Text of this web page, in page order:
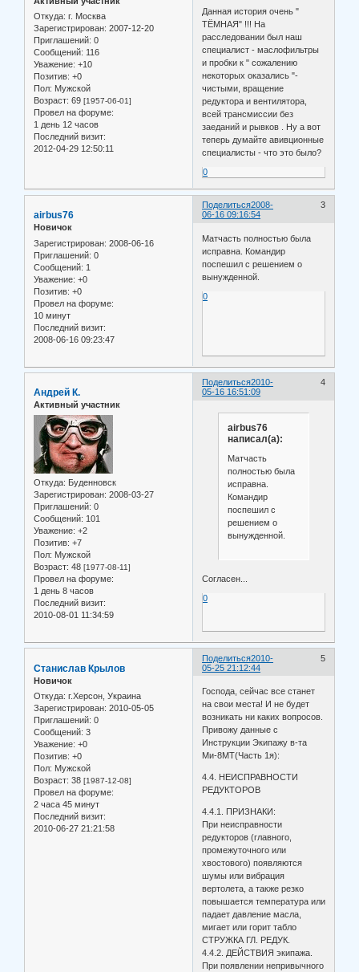
Откуда: г. Москва
Зарегистрирован: 2007-12-20
Приглашений: 0
Сообщений: 116
Уважение: +10
Позитив: +0
Пол: Мужской
Возраст: 69 [1957-06-01]
Провел на форуме:
1 день 12 часов
Последний визит:
2012-04-29 12:50:11
Данная история очень "
ТЁМНАЯ" !!! На
расследовании был наш
специалист - маслофильтры
и пробки к " сожалению
некоторых оказались "-
чистыми, вращение
редуктора и вентилятора,
всей трансмиссии без
заеданий и рывков . Ну а вот
теперь думайте авивционные
специалисты - что это было?
0
Поделиться 3
2008-
06-16 09:16:54
airbus76
Новичок
Зарегистрирован: 2008-06-16
Приглашений: 0
Сообщений: 1
Уважение: +0
Позитив: +0
Провел на форуме:
10 минут
Последний визит:
2008-06-16 09:23:47
Матчасть полностью была
исправна. Командир
поспешил с решением о
вынужденной.
0
Поделиться 4
2010-
05-16 16:51:09
Андрей К.
Активный участник
Откуда: Буденновск
Зарегистрирован: 2008-03-27
Приглашений: 0
Сообщений: 101
Уважение: +2
Позитив: +7
Пол: Мужской
Возраст: 48 [1977-08-11]
Провел на форуме:
1 день 8 часов
Последний визит:
2010-08-01 11:34:59
airbus76
написал(а):
Матчасть
полностью была
исправна.
Командир
поспешил с
решением о
вынужденной.
Согласен...
0
Поделиться 5
2010-
05-25 21:12:44
Станислав Крылов
Новичок
Откуда: г.Херсон, Украина
Зарегистрирован: 2010-05-05
Приглашений: 0
Сообщений: 3
Уважение: +0
Позитив: +0
Пол: Мужской
Возраст: 38 [1987-12-08]
Провел на форуме:
2 часа 45 минут
Последний визит:
2010-06-27 21:21:58
Господа, сейчас все станет
на свои места! И не будет
возникать ни каких вопросов.
Привожу данные с
Инструкции Экипажу в-та
Ми-8МТ(Часть 1я):
4.4. НЕИСПРАВНОСТИ
РЕДУКТОРОВ
4.4.1. ПРИЗНАКИ:
При неисправности
редукторов (главного,
промежуточного или
хвостового) появляются
шумы или вибрация
вертолета, а также резко
повышается температура или
падает давление масла,
мигает или горит табло
СТРУЖКА ГЛ. РЕДУК.
4.4.2. ДЕЙСТВИЯ экипажа.
При появлении непривычного